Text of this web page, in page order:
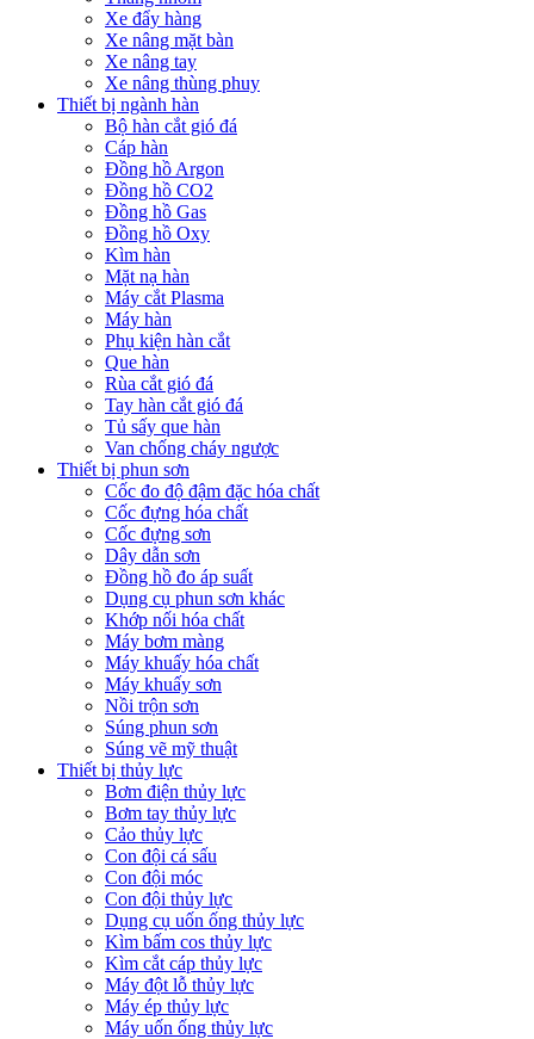
Xe đẩy hàng
Xe nâng mặt bàn
Xe nâng tay
Xe nâng thùng phuy
Thiết bị ngành hàn
Bộ hàn cắt gió đá
Cáp hàn
Đồng hồ Argon
Đồng hồ CO2
Đồng hồ Gas
Đồng hồ Oxy
Kìm hàn
Mặt nạ hàn
Máy cắt Plasma
Máy hàn
Phụ kiện hàn cắt
Que hàn
Rùa cắt gió đá
Tay hàn cắt gió đá
Tủ sấy que hàn
Van chống cháy ngược
Thiết bị phun sơn
Cốc đo độ đậm đặc hóa chất
Cốc đựng hóa chất
Cốc đựng sơn
Dây dẫn sơn
Đồng hồ đo áp suất
Dụng cụ phun sơn khác
Khớp nối hóa chất
Máy bơm màng
Máy khuấy hóa chất
Máy khuấy sơn
Nồi trộn sơn
Súng phun sơn
Súng vẽ mỹ thuật
Thiết bị thủy lực
Bơm điện thủy lực
Bơm tay thủy lực
Cảo thủy lực
Con đội cá sấu
Con đội móc
Con đội thủy lực
Dụng cụ uốn ống thủy lực
Kìm bấm cos thủy lực
Kìm cắt cáp thủy lực
Máy đột lỗ thủy lực
Máy ép thủy lực
Máy uốn ống thủy lực